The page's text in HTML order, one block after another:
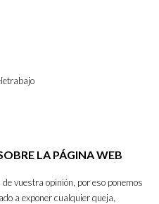
LA PÁGINA WEB
vuestra opinión, por eso ponemos
a exponer cualquier queja,